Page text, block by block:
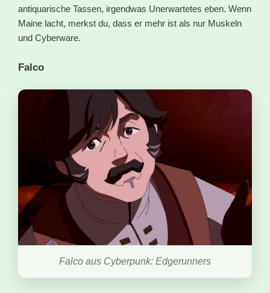
antiquarische Tassen, irgendwas Unerwartetes eben. Wenn
Maine lacht, merkst du, dass er mehr ist als nur Muskeln
und Cyberware.
Falco
Falco aus Cyberpunk: Edgerunners